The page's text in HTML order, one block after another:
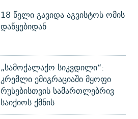
18 წელი გავიდა აგვისტოს ომის
დაწყებიდან
„სამოქალაქო სიკვდილი“:
კრემლი ემიგრაციაში მყოფი
რუსებისთვის სამართლებრივ
საიქიოს ქმნის